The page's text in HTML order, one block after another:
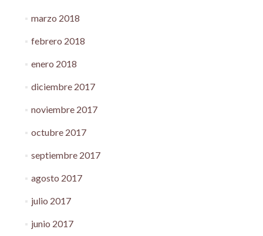
marzo 2018
febrero 2018
enero 2018
diciembre 2017
noviembre 2017
octubre 2017
septiembre 2017
agosto 2017
julio 2017
junio 2017